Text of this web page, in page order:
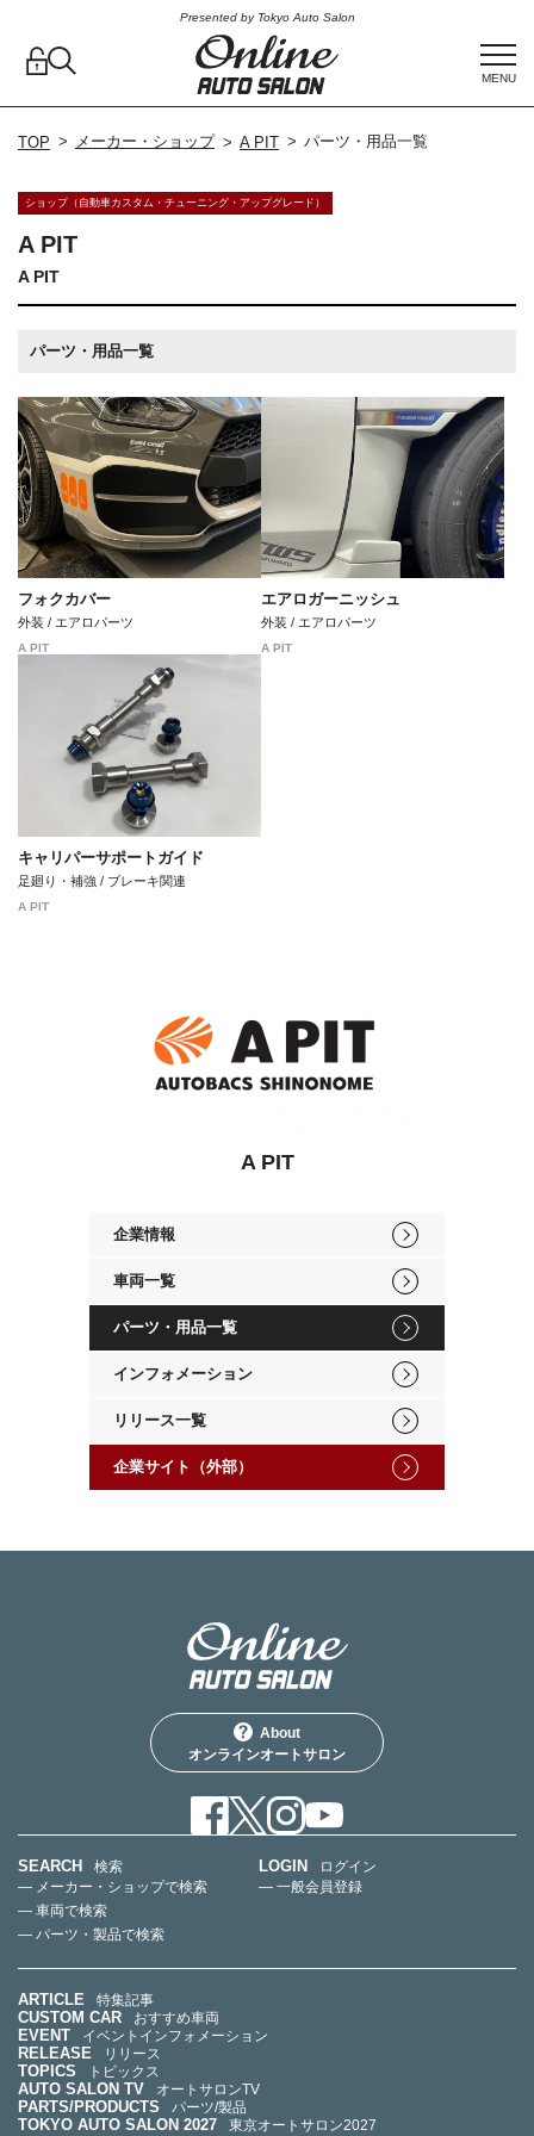
Presented by Tokyo Auto Salon
MENU
TOP メーカー・ショップ A PIT パーツ・用品一覧
ショップ（自動車カスタム・チューニング・アップグレード）
A PIT
A PIT
パーツ・用品一覧
フォクカバー
外装 / エアロパーツ
A PIT
エアロガーニッシュ
外装 / エアロパーツ
A PIT
キャリパーサポートガイド
足廻り・補強 / ブレーキ関連
A PIT
A PIT
企業情報
車両一覧
パーツ・用品一覧
インフォメーション
リリース一覧
企業サイト（外部）
About
オンラインオートサロン
SEARCH
検索
— メーカー・ショップで検索
— 車両で検索
— パーツ・製品で検索
LOGIN
ログイン
— 一般会員登録
ARTICLE 特集記事
CUSTOM CAR おすすめ車両
EVENT イベントインフォメーション
RELEASE リリース
TOPICS トピックス
AUTO SALON TV オートサロンTV
PARTS/PRODUCTS パーツ/製品
TOKYO AUTO SALON 2027 東京オートサロン2027